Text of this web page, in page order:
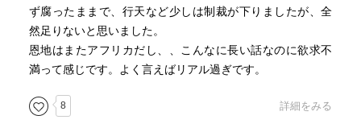
ず腐ったままで、行天など少しは制裁が下りましたが、全
然足りないと思いました。
恩地はまたアフリカだし、、こんなに長い話なのに欲求不
満って感じです。よく言えばリアル過ぎです。
8 詳細をみる